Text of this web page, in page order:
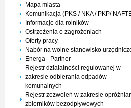
Mapa miasta
Komunikacja (PKS / NKA / PKP/
Informacje dla rolników
Ostrzeżenia o zagrożeniach
Oferty pracy
Nabór na wolne stanowisko
Energa - Partner
Rejestr działalności regulowanej w
zakresie odbierania odpadów
komunalnych
Rejestr zezwoleń w zakresie
zbiorników bezodpływowych